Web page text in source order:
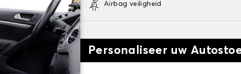
Airbag veiligheid
Personaliseer uw